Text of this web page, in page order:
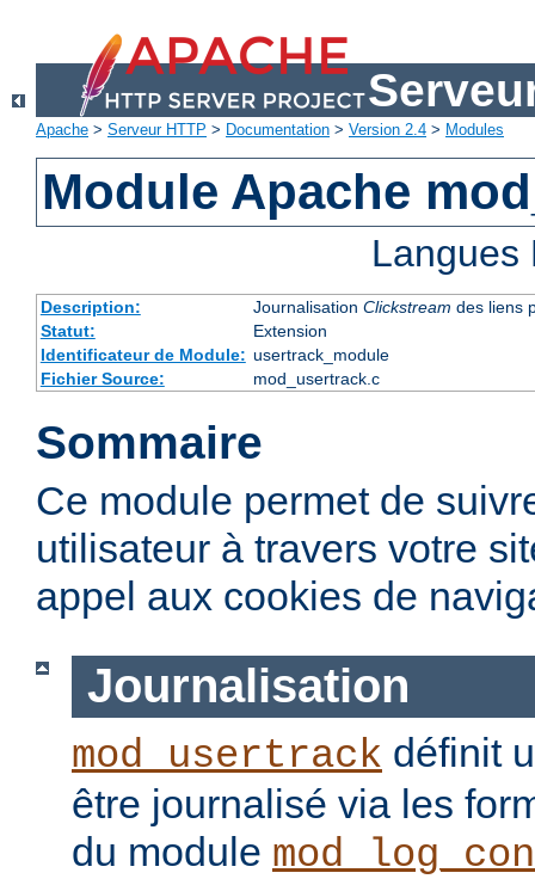
Apache > Serveur HTTP > Documentation > Version 2.4 > Modules
Module Apache
Description: Journalisation Clickstream des liens
Statut:
Extension
Identificateur de Module: usertrack_module
Fichier Source:
mod_usertrack.c
Sommaire
Ce module permet de
utilisateur à travers votre
appel aux cookies de
Journalisation
mod_usertrack définit
être journalisé via les
du module